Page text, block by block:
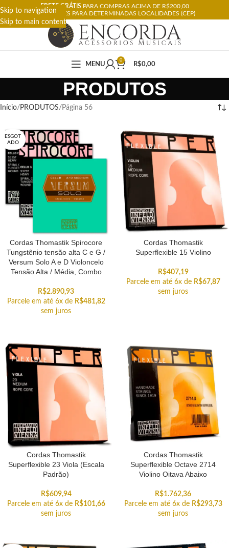
Skip to navigation
Skip to main content
FRETE GRÁTIS PARA COMPRAS ACIMA DE R$200,00
RESTRIÇÕES PARA DETERMINADAS LOCALIDADES (CEP)
MENU
0
R$0,00
PRODUTOS
Início PRODUTOS Página 56
ESGOT
ADO
Cordas Thomastik Spirocore
Tungstênio tensão alta C e G /
Versum Solo A e D Violoncelo
Tensão Alta / Média, Combo
R$2.890,93
Parcele em até 6x de R$481,82
sem juros
Cordas Thomastik
Superflexible 15 Violino
R$407,19
Parcele em até 6x de R$67,87
sem juros
Cordas Thomastik
Superflexible 23 Viola (Escala
Padrão)
R$609,94
Parcele em até 6x de R$101,66
sem juros
Cordas Thomastik
Superflexible Octave 2714
Violino Oitava Abaixo
R$1.762,36
Parcele em até 6x de R$293,73
sem juros